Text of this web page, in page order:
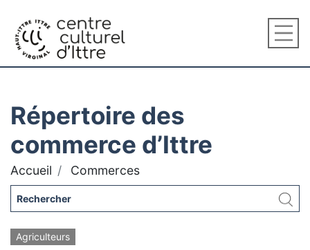
Répertoire des
commerce d’Ittre
Accueil Commerces
Agriculteurs